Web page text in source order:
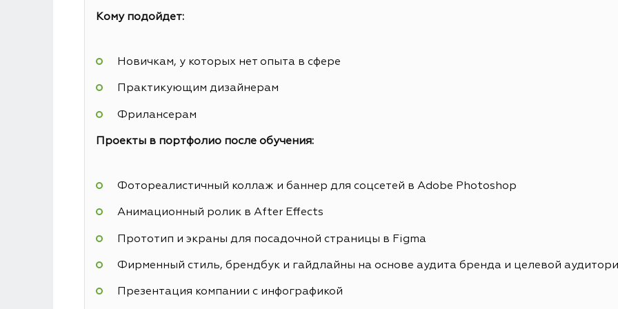
Кому подойдет:
Новичкам, у которых нет опыта в сфере
Практикующим дизайнерам
Фрилансерам
Проекты в портфолио после обучения:
Фотореалистичный коллаж и баннер для соцсетей в Adobe Photoshop
Анимационный ролик в After Effects
Прототип и экраны для посадочной страницы в Figma
Фирменный стиль, брендбук и гайдлайны на основе аудита бренда и целевой
Презентация компании с инфографикой